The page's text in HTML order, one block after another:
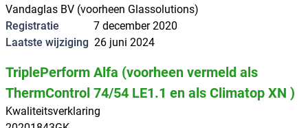
Utiliteitsbouw
Vandaglas BV (voorheen Glassolutions)
Registratie
7 december 2020
Laatste wijziging 26 juni 2024
TriplePerform Alfa (voorheen vermeld als
ThermControl 74/54 LE1.1 en als Climatop XN )
Kwaliteitsverklaring